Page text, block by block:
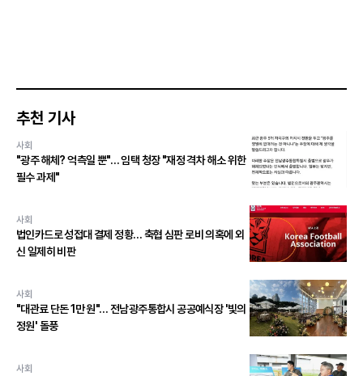
추천 기사
사회
"광주 해체? 억측일 뿐"… 임택 청장 "재정 격차 해소 위한
필수 과제"
사회
법인카드로 성접대 결제 정황… 축협 심판 로비 의혹에 외
신 일제히 비판
사회
"대관료 단돈 1만 원"… 전남광주통합시 공공예식장 '빛의
정원' 돌풍
사회